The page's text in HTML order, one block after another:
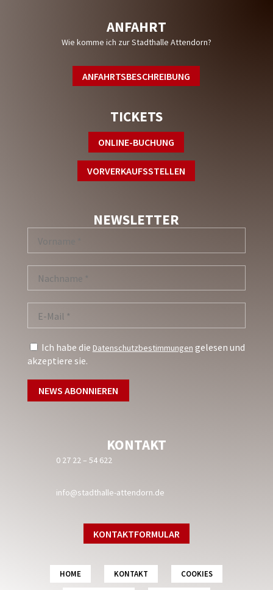
ANFAHRT
Wie komme ich zur Stadthalle Attendorn?
ANFAHRTSBESCHREIBUNG
TICKETS
ONLINE-BUCHUNG
VORVERKAUFSSTELLEN
NEWSLETTER
Ich habe die Datenschutzbestimmungen gelesen und
akzeptiere sie.
KONTAKT
0 27 22 – 54 622
info@stadthalle-attendorn.de
KONTAKTFORMULAR
HOME KONTAKT COOKIES